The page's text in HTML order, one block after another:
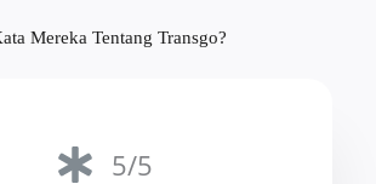
Mereka Tentang Transgo?
5/5